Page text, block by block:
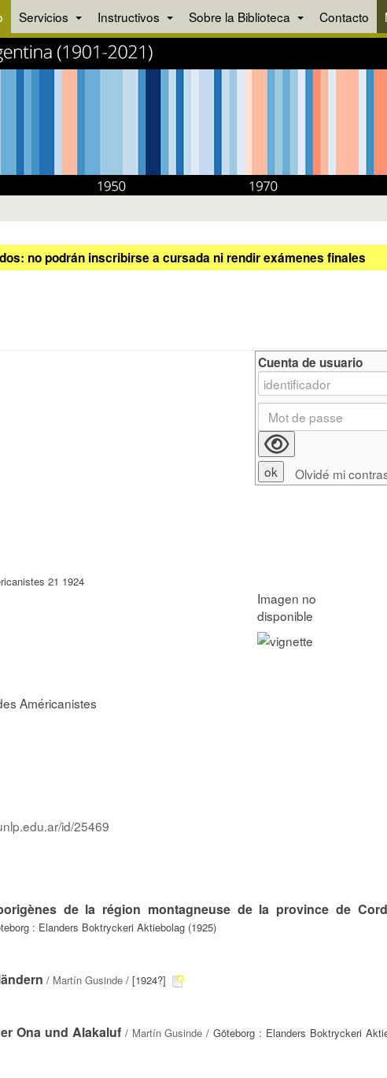
Servicios Instructivos Sobre la Biblioteca Contacto
no podrán inscribirse a cursada ni rendir exámenes finales
21 1924
Américanistes
id/25469
de la région montagneuse de la province de
: Elanders Boktryckeri Aktiebolag (1925)
/ Martín Gusinde / [1924?]
Ona und Alakaluf/ Martín Gusinde / Göteborg : Elanders Boktryckeri
Cuenta de usuario
Olvidé mi